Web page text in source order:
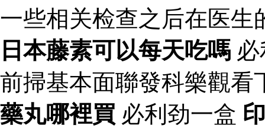
一些相关检查之后在医生
日本藤素可以每天吃嗎
前掃基本面聯發科樂觀
藥丸哪裡買 必利劲一盒